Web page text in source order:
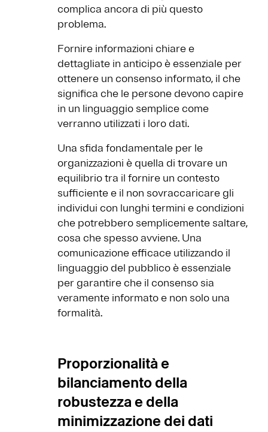
complica ancora di più questo
problema.
Fornire informazioni chiare e
dettagliate in anticipo è essenziale per
ottenere un consenso informato, il che
significa che le persone devono capire
in un linguaggio semplice come
verranno utilizzati i loro dati.
Una sfida fondamentale per le
organizzazioni è quella di trovare un
equilibrio tra il fornire un contesto
sufficiente e il non sovraccaricare gli
individui con lunghi termini e condizioni
che potrebbero semplicemente saltare,
cosa che spesso avviene. Una
comunicazione efficace utilizzando il
linguaggio del pubblico è essenziale
per garantire che il consenso sia
veramente informato e non solo una
formalità.
Proporzionalità e
bilanciamento della
robustezza e della
minimizzazione dei dati